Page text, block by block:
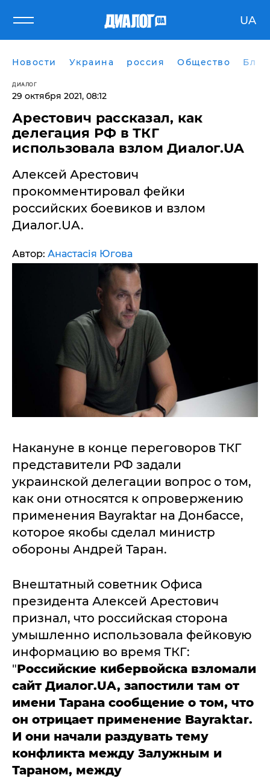
UA
Новости Украина россия Общество
ДИАЛОГ
29 октября 2021, 08:12
​Арестович рассказал, как
делегация РФ в ТКГ
использовала взлом Диалог.UA
Алексей Арестович
прокомментировал фейки
российских боевиков и взлом
Диалог.UA.
Автор: Анастасія Югова
Накануне в конце переговоров ТКГ
представители РФ задали
украинской делегации вопрос о том,
как они относятся к опровержению
применения Bayraktar на Донбассе,
которое якобы сделал министр
обороны Андрей Таран.
Внештатный советник Офиса
президента Алексей Арестович
признал, что российская сторона
умышленно использовала фейковую
информацию во время ТКГ:
"Российские кибервойска взломали
сайт Диалог.UA, запостили там от
имени Тарана сообщение о том, что
он отрицает применение Bayraktar.
И они начали раздувать тему
конфликта между Залужным и
Тараном, между